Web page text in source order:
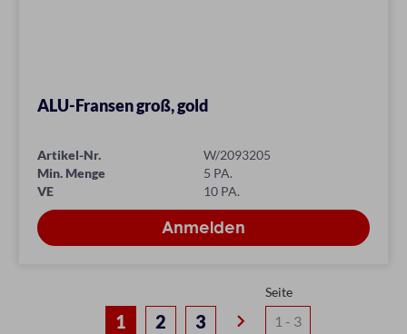
ALU-Fransen groß, gold
Artikel-Nr.
W/2093205
Min. Menge
5 PA.
VE
10 PA.
1 2 3 keyboard_arrow_right
Seite